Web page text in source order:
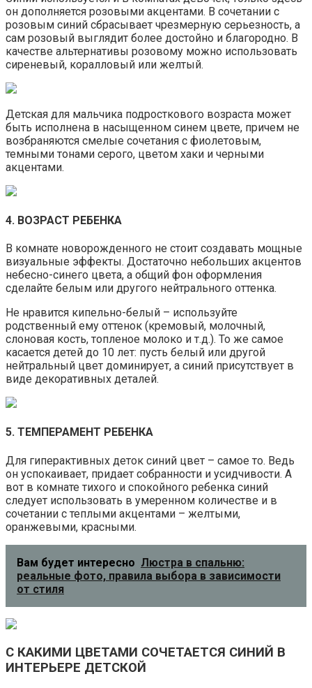
он дополняется розовыми акцентами. В сочетании с
розовым синий сбрасывает чрезмерную серьезность, а
сам розовый выглядит более достойно и благородно. В
качестве альтернативы розовому можно использовать
сиреневый, коралловый или желтый.
Детская для мальчика подросткового возраста может
быть исполнена в насыщенном синем цвете, причем не
возбраняются смелые сочетания с фиолетовым,
темными тонами серого, цветом хаки и черными
акцентами.
4. ВОЗРАСТ РЕБЕНКА
В комнате новорожденного не стоит создавать мощные
визуальные эффекты. Достаточно небольших акцентов
небесно-синего цвета, а общий фон оформления
сделайте белым или другого нейтрального оттенка.
Не нравится кипельно-белый – используйте
родственный ему оттенок (кремовый, молочный,
слоновая кость, топленое молоко и т.д.). То же самое
касается детей до 10 лет: пусть белый или другой
нейтральный цвет доминирует, а синий присутствует в
виде декоративных деталей.
5. ТЕМПЕРАМЕНТ РЕБЕНКА
Для гиперактивных деток синий цвет – самое то. Ведь
он успокаивает, придает собранности и усидчивости. А
вот в комнате тихого и спокойного ребенка синий
следует использовать в умеренном количестве и в
сочетании с теплыми акцентами – желтыми,
оранжевыми, красными.
Вам будет интересно Люстра в спальню:
реальные фото, правила выбора в зависимости
от стиля
С КАКИМИ ЦВЕТАМИ СОЧЕТАЕТСЯ СИНИЙ В
ИНТЕРЬЕРЕ ДЕТСКОЙ